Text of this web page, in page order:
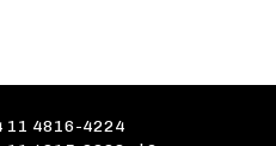
11 4816-4224